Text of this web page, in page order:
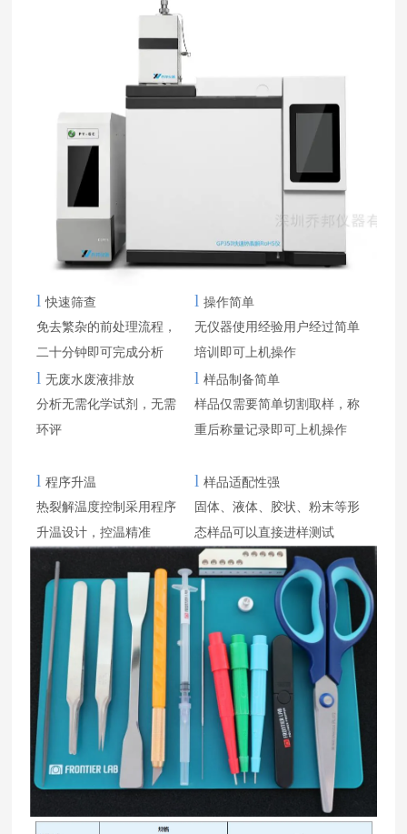
l快速筛查 l操作简单
免去繁杂的前处理流程，
二十分钟即可完成分析
无仪器使用经验用户经过简单
培训即可上机操作
l无废水废液排放 l样品制备简单
分析无需化学试剂，无需
环评
样品仅需要简单切割取样，称
重后称量记录即可上机操作
l程序升温 l样品适配性强
热裂解温度控制采用程序
升温设计，控温精准
固体、液体、胶状、粉末等形
态样品可以直接进样测试